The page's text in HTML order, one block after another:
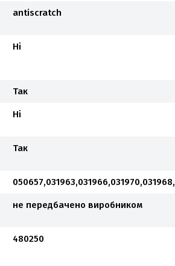
antiscratch
Ні
Так
Ні
Так
не передбачено виробником
480250